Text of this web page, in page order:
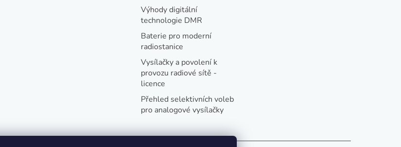
Výhody digitální
technologie DMR
Baterie pro moderní
radiostanice
Vysílačky a povolení k
provozu radiové sítě -
licence
Přehled selektivních voleb
pro analogové vysílačky